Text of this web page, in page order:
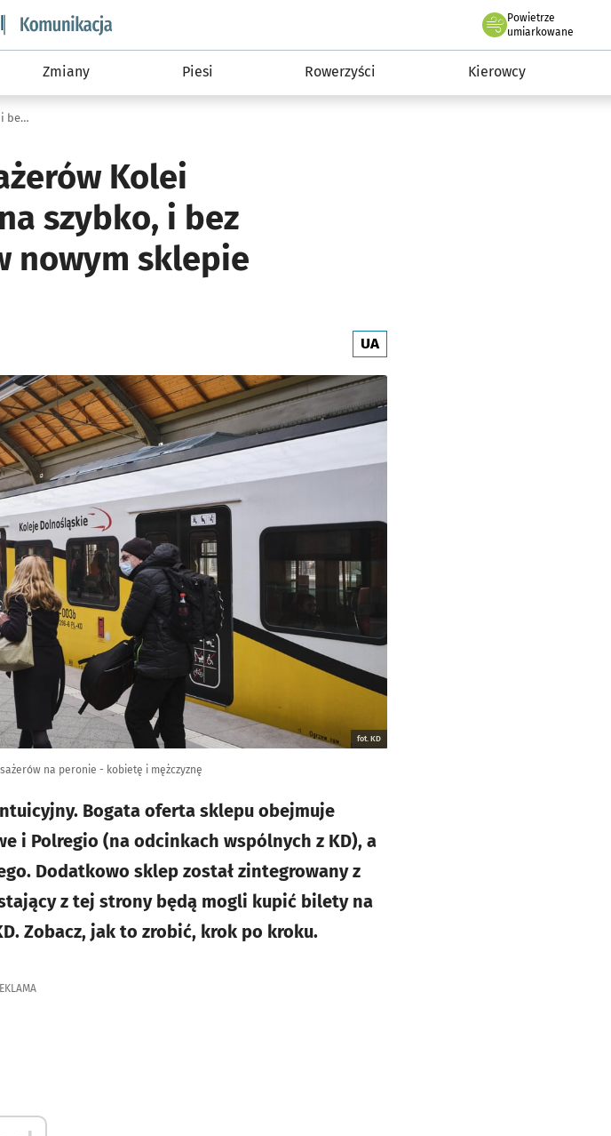
wroclaw.pl podserwis: Komunikacja
Powietrze
we Wrocławiu
umiarkowane
Zmiany Piesi Rowerzyści Kierowcy
Zobacz nowość dla pasażerów Kolei Dolnośląskich. Tak można szybko, i bez logowania, kupić bilet w nowym sklepie internetowym
Kolei
szybko, i bez
nowym sklepie
UA
fot. KD
na peronie - kobietę i mężczyznę
Bogata oferta sklepu obejmuje
i Polregio (na odcinkach wspólnych z KD), a
Dodatkowo sklep został zintegrowany z
z tej strony będą mogli kupić bilety na
Zobacz, jak to zrobić, krok po kroku.